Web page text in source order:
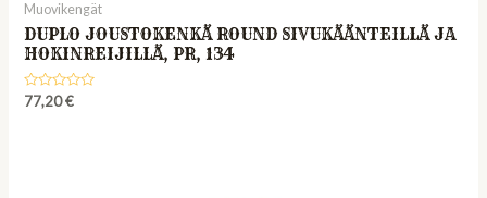
Muovikengät
DUPLO JOUSTOKENKÄ ROUND SIVUKÄÄNTEILLÄ JA
HOKINREIJILLÄ, PR, 134
Rated
77,20€